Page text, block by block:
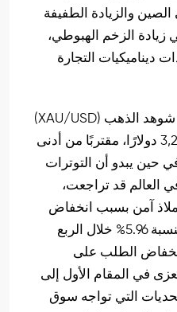
والزيادة الطفيفة
زيادة الزخم الهبوطي،
ديناميكيات التجارة
في جلسة التداول الآسيوية، شوهد الذهب (XAU/USD)
ينخفض إلى نطاق 3,268-3,267 دولارًا، مقتربًا من أدنى
حين يبدو أن التوترات
العالم قد تراجعت،
آمن بسبب انخفاض
استهلاك الذهب في الصين بنسبة 5.96% خلال الربع
2025. وأدى انخفاض الطلب على
في المقام الأول إلى
التي تواجه سوق